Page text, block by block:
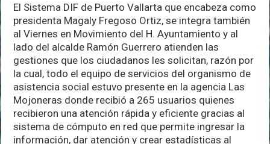
El Sistema DIF de Puerto Vallarta que encabeza como
presidenta Magaly Fregoso Ortiz, se integra también
al Viernes en Movimiento del H. Ayuntamiento y al
lado del alcalde Ramón Guerrero atienden las
gestiones que los ciudadanos les solicitan, razón por
la cual, todo el equipo de servicios del organismo de
asistencia social estuvo presente en la agencia Las
Mojoneras donde recibió a 265 usuarios quienes
recibieron una atención rápida y eficiente gracias al
sistema de cómputo en red que permite ingresar la
información, dar atención y crear estadísticas al